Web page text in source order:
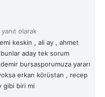
i
olarak
keskin , ali ay , ahmet
aday tek sorum
bursasporumuza yararı
erkan körüstan , recep
gibi biri mi